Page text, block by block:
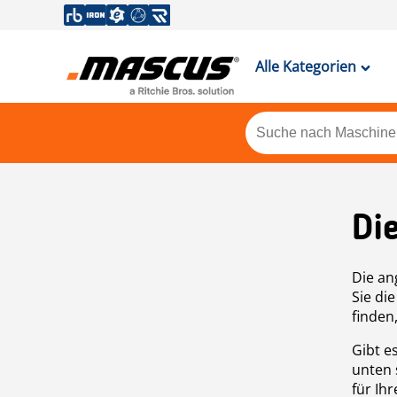
Alle Kategorien
Die
Sie
Gibt
unten
für